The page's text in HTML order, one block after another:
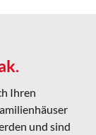
Ihren
und sind